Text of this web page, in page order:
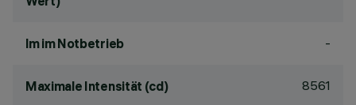
lm im Notbetrieb -
Maximale Intensität (cd) 8561